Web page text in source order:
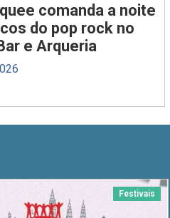
comanda a noite
do pop rock no
e Arqueria
Festivais